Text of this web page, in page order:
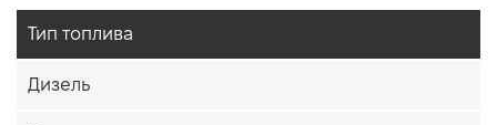
Тип топлива
Дизель